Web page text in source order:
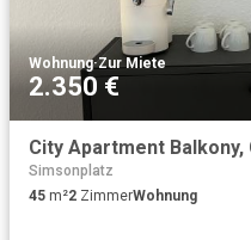
Wohnung·Zur Miete
2.350 €
City Apartment
Simsonplatz
45 m²2 ZimmerWohnung